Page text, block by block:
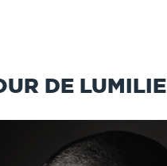
DE LUMILIE